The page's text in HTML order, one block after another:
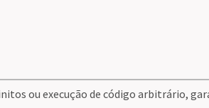
ou execução de código arbitrário,